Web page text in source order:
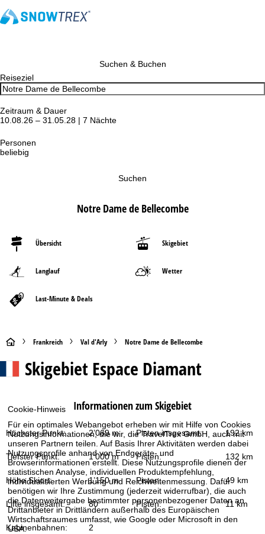
Cookie-Hinweis
Für ein optimales Webangebot erheben wir mit Hilfe von Cookies
Nutzungsinformationen, die wir, die TravelTrex GmbH, auch mit
unseren Partnern teilen. Auf Basis Ihrer Aktivitäten werden dabei
Nutzungsprofile anhand von Endgeräte- und
Browserinformationen erstellt. Diese Nutzungsprofile dienen der
statistischen Analyse, individuellen Produktempfehlung,
individualisierten Werbung und Reichweitenmessung. Dafür
benötigen wir Ihre Zustimmung (jederzeit widerrufbar), die auch
die Datenweitergabe bestimmter personenbezogener Daten an
Drittanbieter in Drittländern außerhalb des Europäischen
Wirtschaftsraumes umfasst, wie Google oder Microsoft in den
USA.
Suchen & Buchen
Reiseziel
Zeitraum & Dauer
10.08.26 – 31.05.28 | 7 Nächte
Personen
beliebig
Suchen
Notre Dame de Bellecombe
Übersicht Skigebiet
Langlauf Wetter
Last-Minute & Deals
S
r
t
s
e
i
Frankreich Val d'Arly Notre Dame de Bellecombe
SkigebietEspace Diamant
Informationen zum Skigebiet
Höchster Punkt: 2’069 m Pisten insgesamt: 192 km
Tiefster Punkt: 1’000 m Pisten: 132 km
Höhe Skiort: 1’150 m Pisten: 49 km
Lifte insgesamt: 80 Pisten: 11 km
Kabinenbahnen: 2